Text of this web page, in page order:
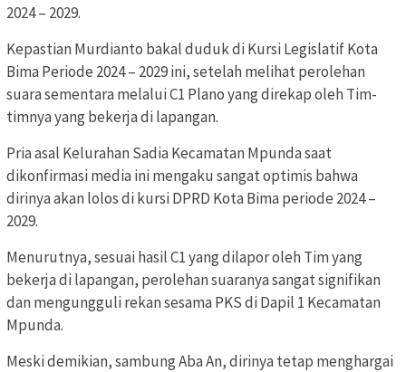
2024 – 2029.
Kepastian Murdianto bakal duduk di Kursi Legislatif Kota
Bima Periode 2024 – 2029 ini, setelah melihat perolehan
suara sementara melalui C1 Plano yang direkap oleh Tim-
timnya yang bekerja di lapangan.
Pria asal Kelurahan Sadia Kecamatan Mpunda saat
dikonfirmasi media ini mengaku sangat optimis bahwa
dirinya akan lolos di kursi DPRD Kota Bima periode 2024 –
2029.
Menurutnya, sesuai hasil C1 yang dilapor oleh Tim yang
bekerja di lapangan, perolehan suaranya sangat signifikan
dan mengungguli rekan sesama PKS di Dapil 1 Kecamatan
Mpunda.
Meski demikian, sambung Aba An, dirinya tetap menghargai